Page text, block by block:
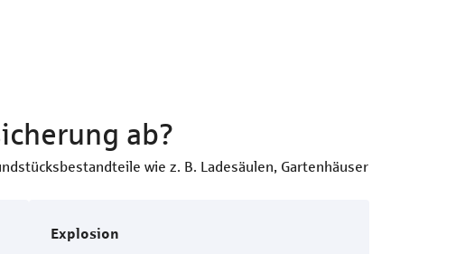
ab?
wie z. B. Ladesäulen, Gartenhäuser
Explosion